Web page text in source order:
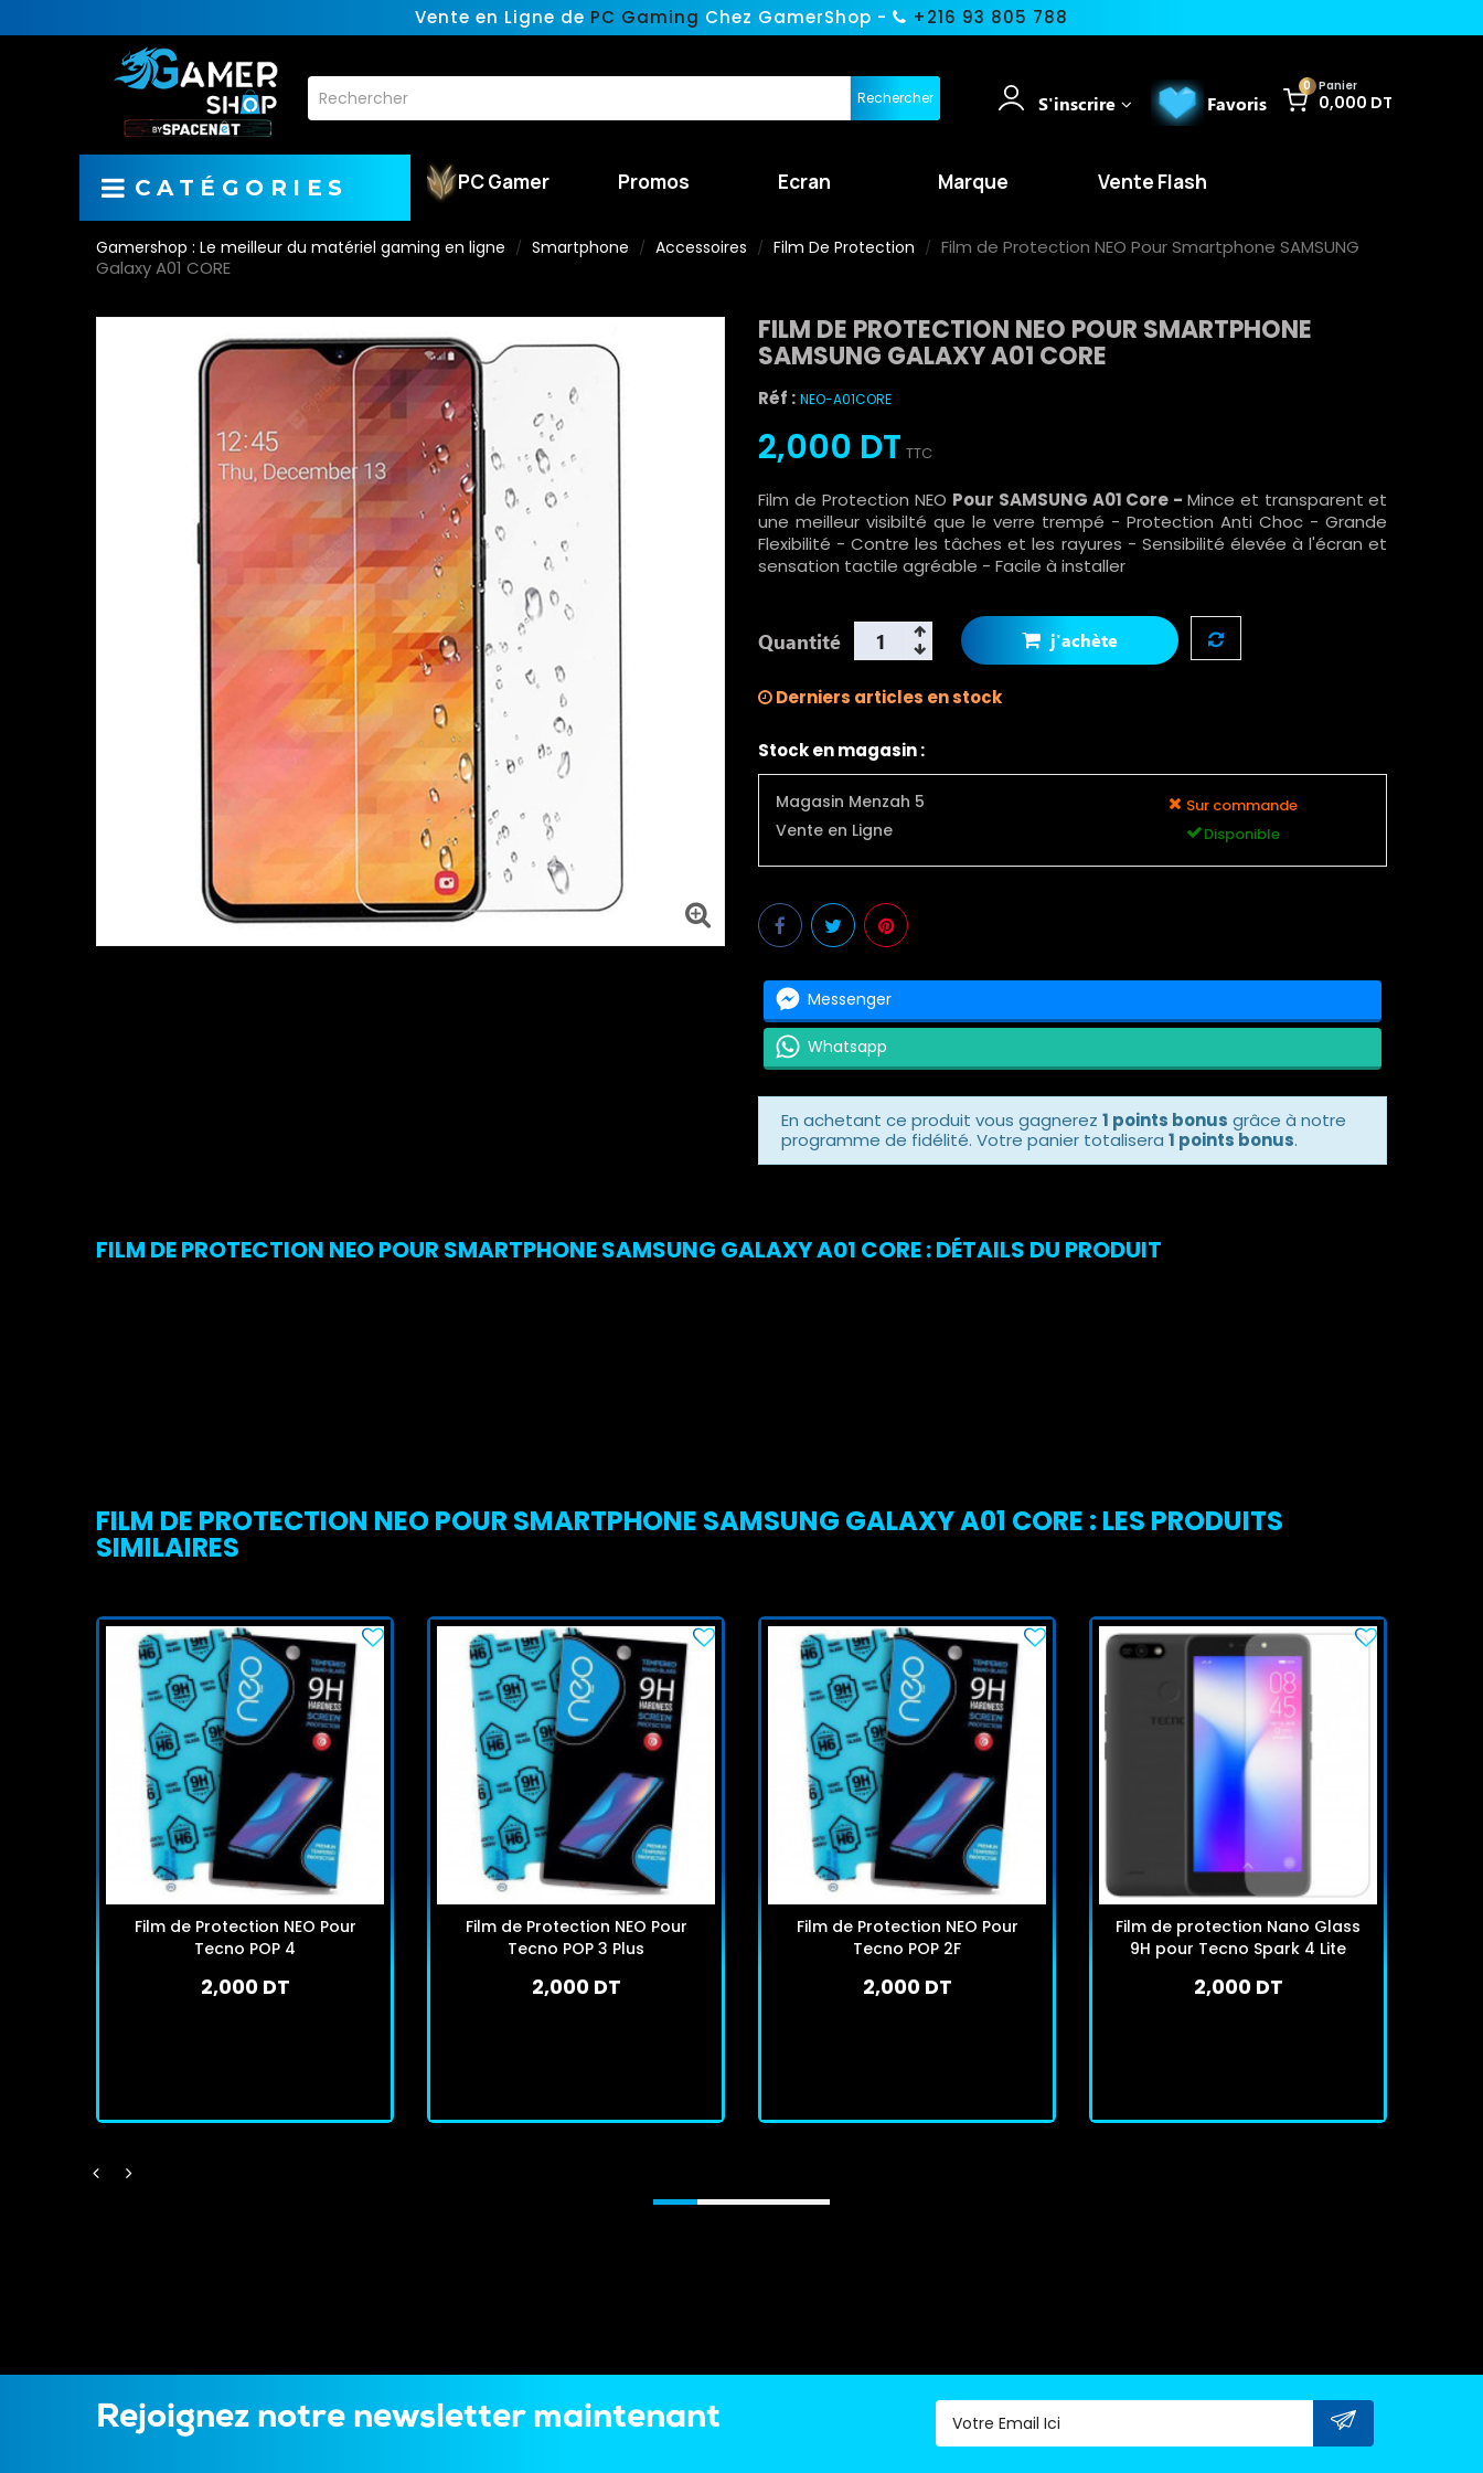
Vente en Ligne de PC Gaming Chez GamerShop - +216 93 805 788
Rechercher
0 Panier
0,000 DT
Favoris
S'inscrire
CATÉGORIES PC Gamer Promos Ecran Marque Vente Flash
Gamershop : Le meilleur du matériel gaming en ligne Smartphone Accessoires Film De Protection
Film de Protection NEO Pour Smartphone SAMSUNG
Galaxy A01 CORE
FILM DE PROTECTION NEO POUR SMARTPHONE
SAMSUNG GALAXY A01 CORE
Réf : NEO-A01CORE
2,000 DT TTC
Film de Protection NEO Pour SAMSUNG A01 Core -Mince et transparent et
une meilleur visibilté que le verre trempé - Protection Anti Choc - Grande
Flexibilité - Contre les tâches et les rayures - Sensibilité élevée à l'écran et
sensation tactile agréable - Facile à installer
Quantité j'achète
Derniers articles en stock
Stock en magasin :
Magasin Menzah 5 Sur commande
Vente en Ligne Disponible
Messenger
Whatsapp
En achetant ce produit vous gagnerez 1 points bonus grâce à notre
programme de fidélité. Votre panier totalisera 1 points bonus.
FILM DE PROTECTION NEO POUR SMARTPHONE SAMSUNG GALAXY A01 CORE : DÉTAILS DU PRODUIT
FILM DE PROTECTION NEO POUR SMARTPHONE SAMSUNG GALAXY A01 CORE : LES PRODUITS
SIMILAIRES
Film de Protection NEO Pour
Tecno POP 4
2,000 DT
Film de Protection NEO Pour
Tecno POP 3 Plus
2,000 DT
Film de Protection NEO Pour
Tecno POP 2F
2,000 DT
Film de protection Nano Glass
9H pour Tecno Spark 4 Lite
2,000 DT
Rejoignez notre newsletter maintenant